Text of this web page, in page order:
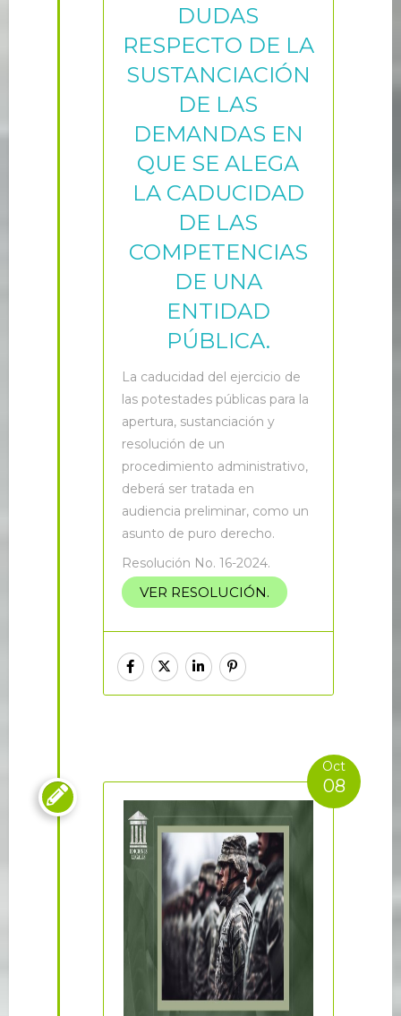
DUDAS
RESPECTO DE LA
SUSTANCIACIÓN
DE LAS
DEMANDAS EN
QUE SE ALEGA
LA CADUCIDAD
DE LAS
COMPETENCIAS
DE UNA
ENTIDAD
PÚBLICA.
La caducidad del ejercicio de
las potestades públicas para la
apertura, sustanciación y
resolución de un
procedimiento administrativo,
deberá ser tratada en
audiencia preliminar, como un
asunto de puro derecho.
Resolución No. 16-2024.
VER RESOLUCIÓN.

Oct
08